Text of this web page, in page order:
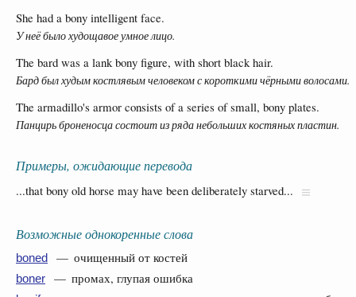
She had a bony intelligent face.
У неё было худощавое умное лицо.
The bard was a lank bony figure, with short black hair.
Бард был худым костлявым человеком с короткими чёрными волосами.
The armadillo's armor consists of a series of small, bony plates.
Панцирь броненосца состоит из ряда небольших костяных пластин.
Примеры, ожидающие перевода
...that bony old horse may have been deliberately starved...
Возможные однокоренные слова
boned — очищенный от костей
boner — промах, глупая ошибка